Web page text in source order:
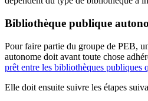
Bibliothèque publique
Pour faire partie du groupe de PEB,
autonome doit avant toute chose
prêt entre les bibliothèques publiques
Elle doit ensuite suivre les étapes